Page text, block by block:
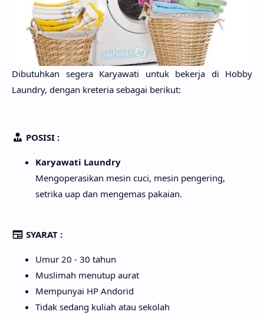
Dibutuhkan segera Karyawati untuk bekerja di Hobby
Laundry, dengan kreteria sebagai berikut:
POSISI :
Karyawati Laundry
Mengoperasikan mesin cuci, mesin pengering,
setrika uap dan mengemas pakaian.
SYARAT :
Umur 20 - 30 tahun
Muslimah menutup aurat
Mempunyai HP Andorid
Tidak sedang kuliah atau sekolah